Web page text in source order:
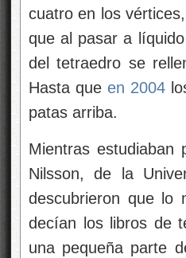
cuatro en los
que al pasar a
del tetraedro se
Hasta que en 2004
patas arriba.
Mientras estudiaban
Nilsson, de la
descubrieron que lo
decían los libros de
una pequeña parte